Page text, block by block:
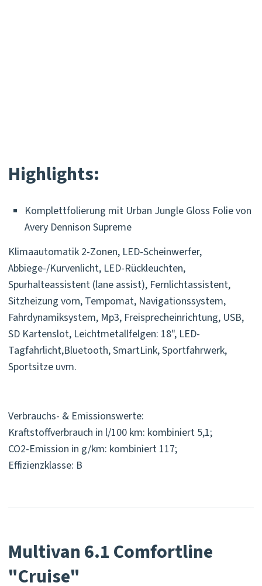
Highlights:
Komplettfolierung mit Urban Jungle Gloss Folie von
Avery Dennison Supreme
Klimaautomatik 2-Zonen, LED-Scheinwerfer,
Abbiege-/Kurvenlicht, LED-Rückleuchten,
Spurhalteassistent (lane assist), Fernlichtassistent,
Sitzheizung vorn, Tempomat, Navigationssystem,
Fahrdynamiksystem, Mp3, Freisprecheinrichtung, USB,
SD Kartenslot, Leichtmetallfelgen: 18", LED-
Tagfahrlicht,Bluetooth, SmartLink, Sportfahrwerk,
Sportsitze uvm.
Verbrauchs- & Emissionswerte:
Kraftstoffverbrauch in l/100 km: kombiniert 5,1;
CO2-Emission in g/km: kombiniert 117;
Effizienzklasse: B
Multivan 6.1 Comfortline
"Cruise"